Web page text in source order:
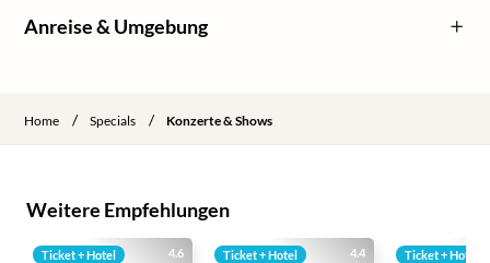
Anreise & Umgebung
Home / Specials / Konzerte & Shows
Weitere Empfehlungen
4.6
Ticket + Hotel 4.4
Ticket + Hotel Ticket + Hotel